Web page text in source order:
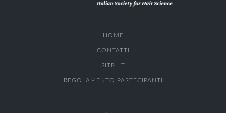
HOME
CONTATTI
SITRI.IT
REGOLAMENTO PARTECIPANTI